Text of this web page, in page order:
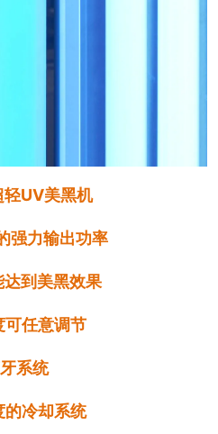
UV美黑机
强力输出功率
到美黑效果
可任意调节
系统
的冷却系统